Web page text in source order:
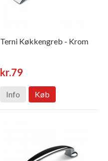
Terni Køkkengreb - Krom
kr.79
Info Køb